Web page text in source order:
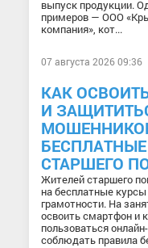
выпуск продукции.
примеров — ООО
компания», кот...
07 августа 2026 09:36
КАК
И
СТАРШЕГО
Жителей старшего
на бесплатные
грамотности. На
освоить смартфон и
пользоваться
соблюдать правила